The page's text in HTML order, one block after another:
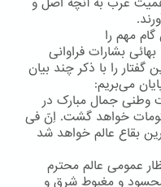
گام مهم را
بشارات فراوانی
گفتار را با ذكر چند بیان
می‌بریم:
وطنی جمال مبارک در
خواهد گشت. اِنّ فی
بقاع عالم خواهد شد
عمومی عالم محترم
محسود و مغبوط شرق و